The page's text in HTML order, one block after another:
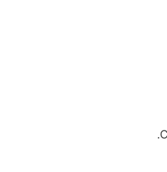
אבל במחירים של שוק, אתם חייבים להכיר את Cream.